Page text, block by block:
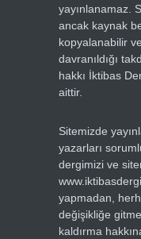
yayınlanamaz.
ancak kaynak
kopyalanabilir
davranıldığı
hakkı İktibas
aittir.
Sitemizde
yazarları
dergimizi ve
yapmadan,
değişikliğe
kaldırma